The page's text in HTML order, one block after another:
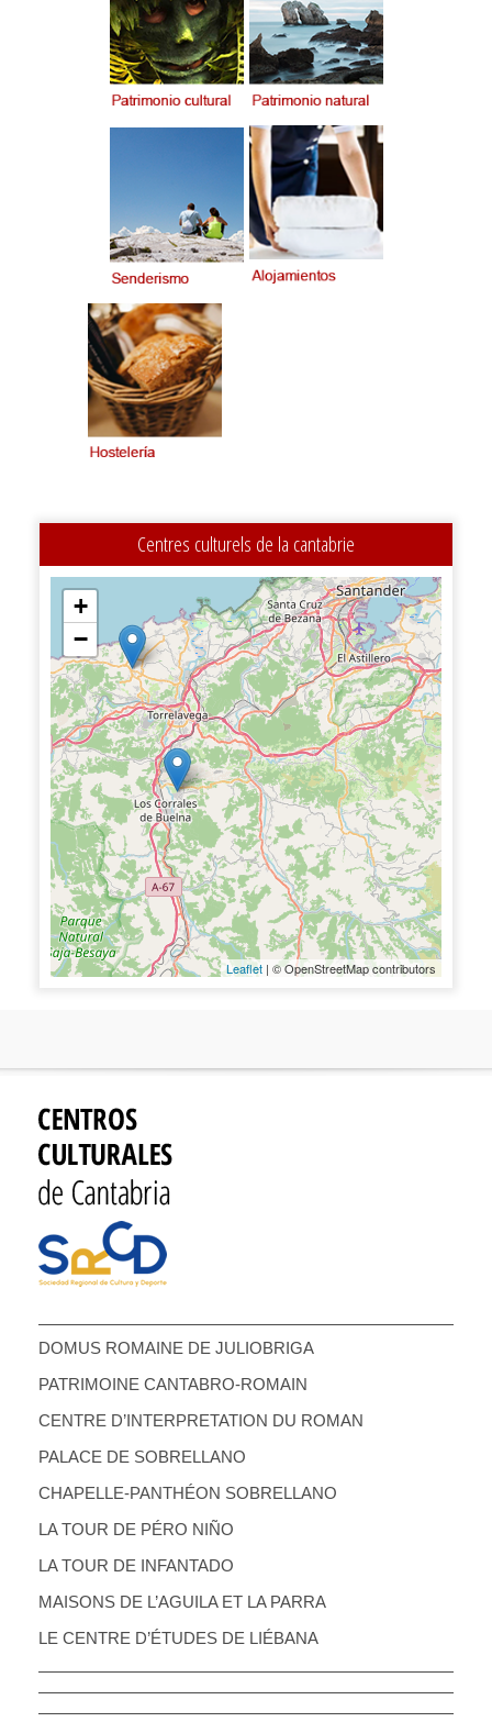
Centres culturels de la cantabrie
+
−
Leaflet | © OpenStreetMap contributors
DOMUS ROMAINE DE JULIOBRIGA
PATRIMOINE CANTABRO-ROMAIN
CENTRE D’INTERPRETATION DU ROMAN
PALACE DE SOBRELLANO
CHAPELLE-PANTHÉON SOBRELLANO
LA TOUR DE PÉRO NIÑO
LA TOUR DE INFANTADO
MAISONS DE L’AGUILA ET LA PARRA
LE CENTRE D’ÉTUDES DE LIÉBANA